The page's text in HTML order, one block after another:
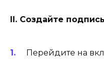
II. Создайте
Перейдите на